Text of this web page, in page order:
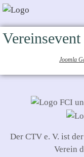
Joomla
Der CTV e. V. ist
Verein